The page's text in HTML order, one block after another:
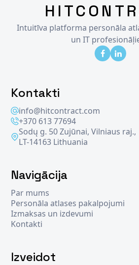
Intuitīva platforma personāla
un IT
Kontakti
info@hitcontract.com
+370 613 77694
Sodų g. 50 Zujūnai, Vilniaus raj.,
LT-14163 Lithuania
Navigācija
Par mums
Personāla atlases pakalpojumi
Izmaksas un izdevumi
Kontakti
Izveidot